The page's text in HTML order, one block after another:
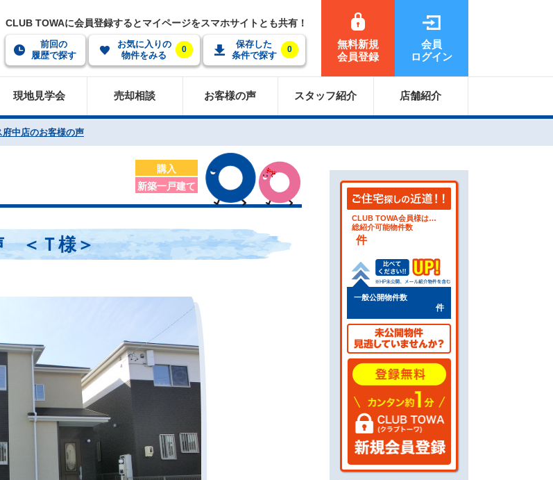
CLUB TOWAに会員登録するとマイページをスマホサイトとも共有！
前回の
履歴で探す
お気に入りの
物件をみる
0
保存した
条件で探す
0
無料新規
会員登録
会員
ログイン
現地見学会 売却相談 お客様の声 スタッフ紹介 店舗紹介
府中店のお客様の声
購入
新築一戸建て
＜Ｔ様＞
CLUB TOWA会員様は…
総紹介可能物件数
件
一般公開物件数
件